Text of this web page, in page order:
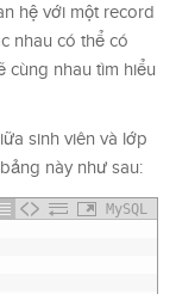
hệ với một record
nhau có thể có
cùng nhau tìm hiểu
sinh viên và lớp
này như sau:
MySQL